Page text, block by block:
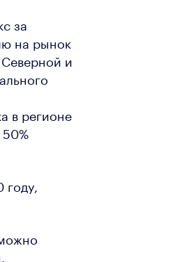
за
на рынок
и
в регионе